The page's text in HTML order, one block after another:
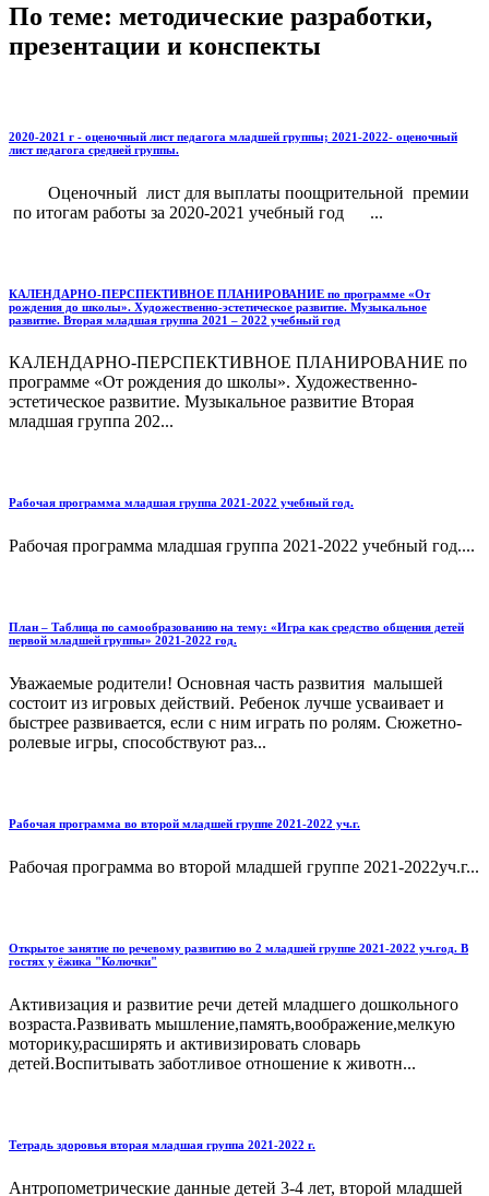
По теме: методические разработки,
презентации и конспекты
2020-2021 г - оценочный лист педагога младшей группы; 2021-2022- оценочный
лист педагога средней группы.
Оценочный лист для выплаты поощрительной премии
по итогам работы за 2020-2021 учебный год ...
КАЛЕНДАРНО-ПЕРСПЕКТИВНОЕ ПЛАНИРОВАНИЕ по программе «От
рождения до школы». Художественно-эстетическое развитие. Музыкальное
развитие. Вторая младшая группа 2021 – 2022 учебный год
КАЛЕНДАРНО-ПЕРСПЕКТИВНОЕ ПЛАНИРОВАНИЕ по
программе «От рождения до школы». Художественно-
эстетическое развитие. Музыкальное развитие Вторая
младшая группа 202...
Рабочая программа младшая группа 2021-2022 учебный год.
Рабочая программа младшая группа 2021-2022 учебный год....
План – Таблица по самообразованию на тему: «Игра как средство общения детей
первой младшей группы» 2021-2022 год.
Уважаемые родители! Основная часть развития малышей
состоит из игровых действий. Ребенок лучше усваивает и
быстрее развивается, если с ним играть по ролям. Сюжетно-
ролевые игры, способствуют раз...
Рабочая программа во второй младшей группе 2021-2022 уч.г.
Рабочая программа во второй младшей группе 2021-2022уч.г...
Открытое занятие по речевому развитию во 2 младшей группе 2021-2022 уч.год. В
гостях у ёжика "Колючки"
Активизация и развитие речи детей младшего дошкольного
возраста.Развивать мышление,память,воображение,мелкую
моторику,расширять и активизировать словарь
детей.Воспитывать заботливое отношение к животн...
Тетрадь здоровья вторая младшая группа 2021-2022 г.
Антропометрические данные детей 3-4 лет, второй младшей